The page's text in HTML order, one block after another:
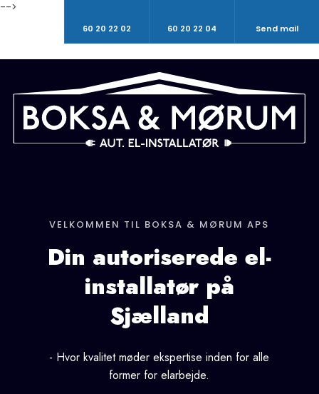
-->
60 20 22 02 60 20 22 04 Send mail
VELKOMMEN TIL BOKSA & MØRUM APS
Din autoriserede el-
installatør på
Sjælland
- Hvor kvalitet møder ekspertise inden for alle
former for elarbejde.